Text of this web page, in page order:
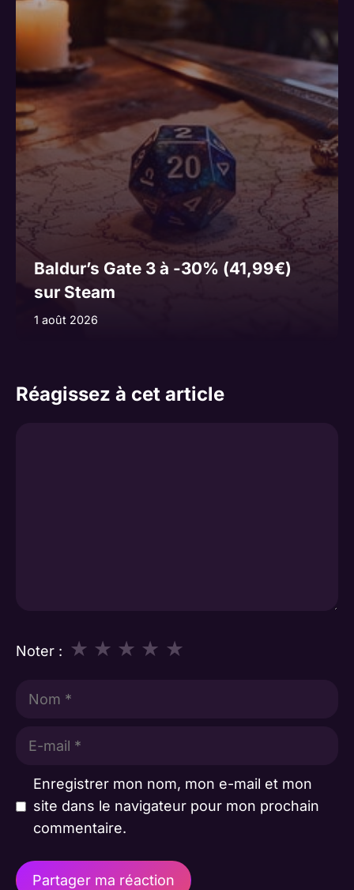
Baldur’s Gate 3 à -30% (41,99€)
sur Steam
1 août 2026
Réagissez à cet article
Noter : ★
★
★
★
★
Enregistrer mon nom, mon e-mail et mon
site dans le navigateur pour mon prochain
commentaire.